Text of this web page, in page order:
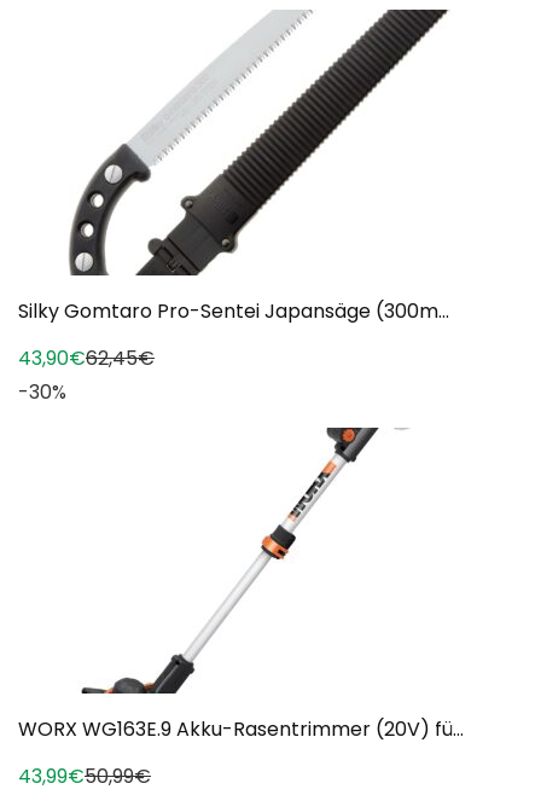
Silky Gomtaro Pro-Sentei Japansäge (300m...
43,90€62,45€
-30%
WORX WG163E.9 Akku-Rasentrimmer (20V) fü...
43,99€50,99€